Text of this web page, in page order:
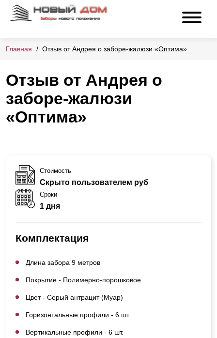
Главная Отзыв от Андрея о заборе-жалюзи «Оптима»
Отзыв от Андрея о
заборе-жалюзи
«Оптима»
Стоимость
Скрыто пользователем руб
Сроки
1 дня
Комплектация
Длина забора 9 метров
Покрытие - Полимерно-порошковое
Цвет - Серый антрацит (Муар)
Горизонтальные профили - 6 шт.
Вертикальные профили - 6 шт.